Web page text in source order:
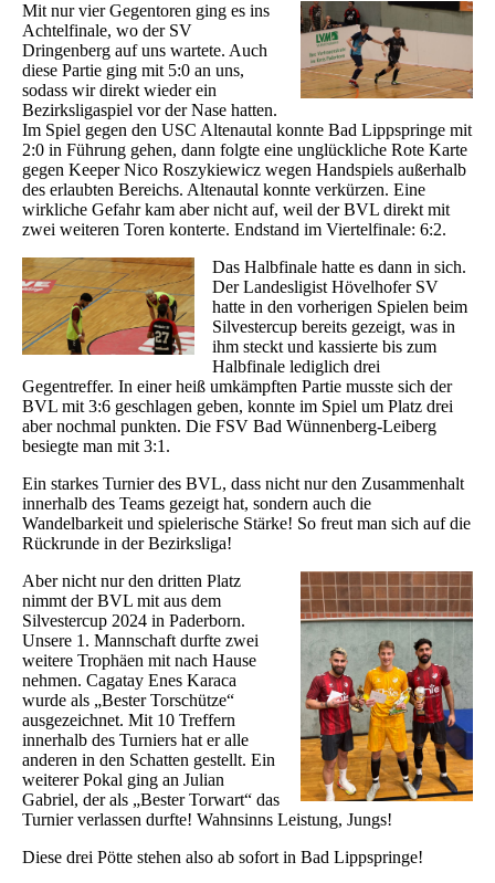
Mit nur vier Gegentoren ging es ins
Achtelfinale, wo der SV
Dringenberg auf uns wartete. Auch
diese Partie ging mit 5:0 an uns,
sodass wir direkt wieder ein
Bezirksligaspiel vor der Nase hatten.
Im Spiel gegen den USC Altenautal konnte Bad Lippspringe mit
2:0 in Führung gehen, dann folgte eine unglückliche Rote Karte
gegen Keeper Nico Roszykiewicz wegen Handspiels außerhalb
des erlaubten Bereichs. Altenautal konnte verkürzen. Eine
wirkliche Gefahr kam aber nicht auf, weil der BVL direkt mit
zwei weiteren Toren konterte. Endstand im Viertelfinale: 6:2.
Das Halbfinale hatte es dann in sich.
Der Landesligist Hövelhofer SV
hatte in den vorherigen Spielen beim
Silvestercup bereits gezeigt, was in
ihm steckt und kassierte bis zum
Halbfinale lediglich drei
Gegentreffer. In einer heiß umkämpften Partie musste sich der
BVL mit 3:6 geschlagen geben, konnte im Spiel um Platz drei
aber nochmal punkten. Die FSV Bad Wünnenberg-Leiberg
besiegte man mit 3:1.
Ein starkes Turnier des BVL, dass nicht nur den Zusammenhalt
innerhalb des Teams gezeigt hat, sondern auch die
Wandelbarkeit und spielerische Stärke! So freut man sich auf die
Rückrunde in der Bezirksliga!
Aber nicht nur den dritten Platz
nimmt der BVL mit aus dem
Silvestercup 2024 in Paderborn.
Unsere 1. Mannschaft durfte zwei
weitere Trophäen mit nach Hause
nehmen. Cagatay Enes Karaca
wurde als „Bester Torschütze“
ausgezeichnet. Mit 10 Treffern
innerhalb des Turniers hat er alle
anderen in den Schatten gestellt. Ein
weiterer Pokal ging an Julian
Gabriel, der als „Bester Torwart“ das
Turnier verlassen durfte! Wahnsinns Leistung, Jungs!
Diese drei Pötte stehen also ab sofort in Bad Lippspringe!